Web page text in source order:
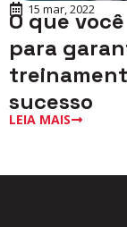
15 mar, 2022
O que
para
sucesso
LEIA MAIS